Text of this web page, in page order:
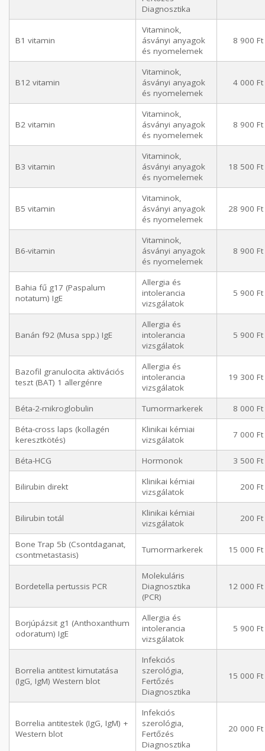
Diagnosztika
B1 vitamin
Vitaminok,
ásványi anyagok
és nyomelemek
8 900 Ft
B12 vitamin
Vitaminok,
ásványi anyagok
és nyomelemek
4 000 Ft
B2 vitamin
Vitaminok,
ásványi anyagok
és nyomelemek
8 900 Ft
B3 vitamin
Vitaminok,
ásványi anyagok
és nyomelemek
18 500 Ft
B5 vitamin
Vitaminok,
ásványi anyagok
és nyomelemek
28 900 Ft
B6-vitamin
Vitaminok,
ásványi anyagok
és nyomelemek
8 900 Ft
Bahia fű g17 (Paspalum
notatum) IgE
Allergia és
intolerancia
vizsgálatok
5 900 Ft
Banán f92 (Musa spp.) IgE
Allergia és
intolerancia
vizsgálatok
5 900 Ft
Bazofil granulocita aktivációs
teszt (BAT) 1 allergénre
Allergia és
intolerancia
vizsgálatok
19 300 Ft
Béta-2-mikroglobulin Tumormarkerek
8 000 Ft
Béta-cross laps (kollagén
keresztkötés)
Klinikai kémiai
vizsgálatok
7 000 Ft
Béta-HCG Hormonok 3 500 Ft
Bilirubin direkt
Klinikai kémiai
vizsgálatok
200 Ft
Bilirubin totál
Klinikai kémiai
vizsgálatok
200 Ft
Bone Trap 5b (Csontdaganat,
csontmetastasis)
Tumormarkerek 15 000 Ft
Bordetella pertussis PCR
Molekuláris
Diagnosztika
(PCR)
12 000 Ft
Borjúpázsit g1 (Anthoxanthum
odoratum) IgE
Allergia és
intolerancia
vizsgálatok
5 900 Ft
Borrelia antitest kimutatása
(IgG, IgM) Western blot
Infekciós
szerológia,
Fertőzés
Diagnosztika
15 000 Ft
Borrelia antitestek (IgG, IgM) +
Western blot
Infekciós
szerológia,
Fertőzés
Diagnosztika
20 000 Ft